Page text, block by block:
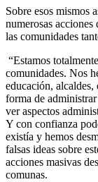
Sobre esos mismos
numerosas
las comunidades
“Estamos
comunidades. Nos
educación, alcaldes,
forma de
ver aspectos
Y con confianza
existía y hemos
falsas ideas sobre
acciones masivas
comunas.